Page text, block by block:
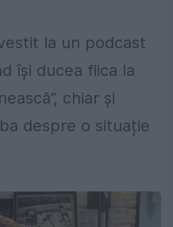
la un podcast
își ducea fiica la
chiar și
despre o situație